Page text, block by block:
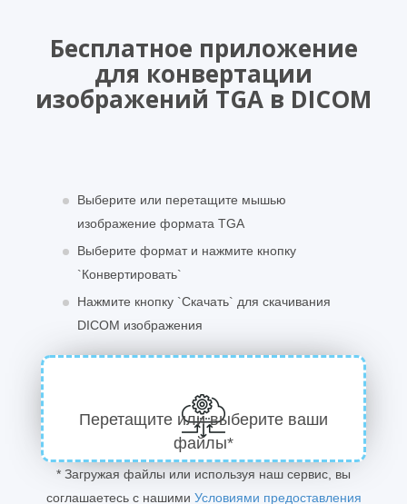
Бесплатное приложение
для конвертации
изображений TGA в DICOM
Выберите или перетащите мышью
изображение формата TGA
Выберите формат и нажмите кнопку
`Конвертировать`
Нажмите кнопку `Скачать` для скачивания
DICOM изображения
Перетащите или выберите ваши
файлы*
* Загружая файлы или используя наш сервис, вы
соглашаетесь с нашими Условиями предоставления